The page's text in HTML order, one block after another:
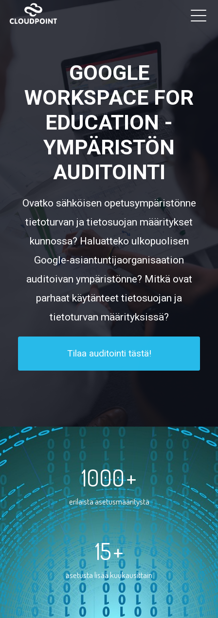
GOOGLE
WORKSPACE FOR
EDUCATION -
YMPÄRISTÖN
AUDITOINTI
Ovatko sähköisen opetusympäristönne
tietoturvan ja tietosuojan määritykset
kunnossa? Haluatteko ulkopuolisen
Google-asiantuntijaorganisaation
auditoivan ympäristönne? Mitkä ovat
parhaat käytänteet tietosuojan ja
tietoturvan määrityksissä?
Tilaa auditointi tästä!
1000+
erilaista asetusmääritystä
15+
asetusta lisää kuukausittain